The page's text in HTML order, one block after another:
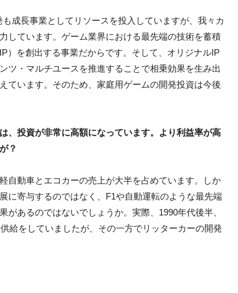
成長事業としてリソースを投入していますが、我々カ
しています。ゲーム業界における最先端の技術を蓄積
）を創出する事業だからです。そして、オリジナルIP
ツ・マルチユースを推進することで相乗効果を生み出
ています。そのため、家庭用ゲームの開発投資は今後
投資が非常に高額になっています。より利益率が高
？
自動車とエコカーの売上が大半を占めています。しか
に寄与するのではなく、F1や自動運転のような最先端
があるのではないでしょうか。実際、1990年代後半、
給をしていましたが、その一方でリッターカーの開発